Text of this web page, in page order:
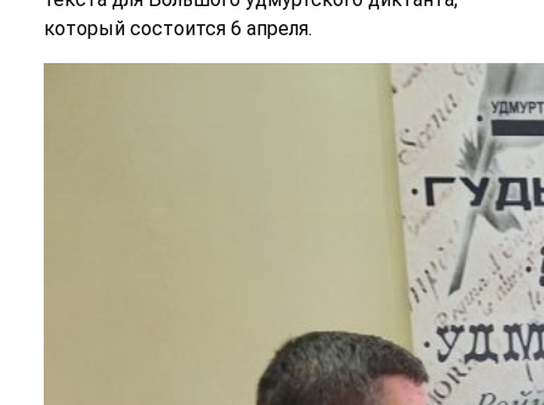
который состоится 6 апреля.